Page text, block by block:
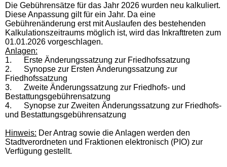
Die Gebührensätze für das Jahr 2026 wurden neu kalkuliert.
Diese Anpassung gilt für ein Jahr. Da eine
Gebührenänderung erst mit Auslaufen des bestehenden
Kalkulationszeitraums möglich ist, wird das Inkrafttreten zum
01.01.2026 vorgeschlagen.
Anlagen:
1. Erste Änderungssatzung zur Friedhofssatzung
2. Synopse zur Ersten Änderungssatzung zur
Friedhofssatzung
3. Zweite Änderungssatzung zur Friedhofs- und
Bestattungsgebührensatzung
4. Synopse zur Zweiten Änderungssatzung zur Friedhofs-
und Bestattungsgebührensatzung
Hinweis: Der Antrag sowie die Anlagen werden den
Stadtverordneten und Fraktionen elektronisch (PIO) zur
Verfügung gestellt.